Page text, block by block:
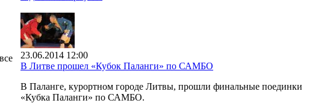
23.06.2014 12:00
В Литве прошел «Кубок Паланги» по САМБО
В Паланге, курортном городе Литвы, прошли финальные поединки
«Кубка Паланги» по САМБО.